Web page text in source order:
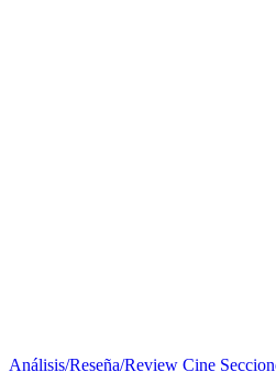
Análisis/Reseña/Review Cine